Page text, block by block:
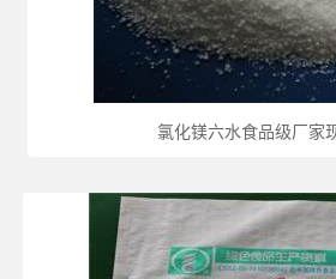
氯化镁六水食品级厂家